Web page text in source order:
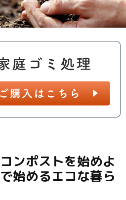
ンポストを始めよ
始めるエコな暮ら